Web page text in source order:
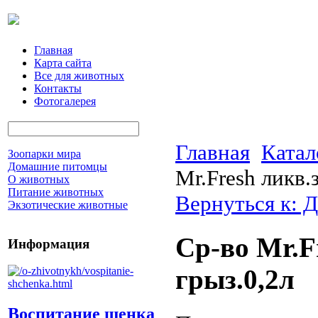
Главная
Карта сайта
Все для животных
Контакты
Фотогалерея
Зоопарки мира
Домашние питомцы
О животных
Питание животных
Экзотические животные
Информация
Воспитание щенка
Главная
Mr.Fresh
Вернуться к:
Ср-во
грыз.0,2л